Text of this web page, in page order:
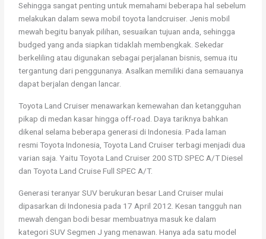
Sehingga sangat penting untuk memahami beberapa hal sebelum
melakukan dalam sewa mobil toyota landcruiser. Jenis mobil
mewah begitu banyak pilihan, sesuaikan tujuan anda, sehingga
budged yang anda siapkan tidaklah membengkak. Sekedar
berkeliling atau digunakan sebagai perjalanan bisnis, semua itu
tergantung dari penggunanya. Asalkan memiliki dana semauanya
dapat berjalan dengan lancar.
Toyota Land Cruiser menawarkan kemewahan dan ketangguhan
pikap di medan kasar hingga off-road. Daya tariknya bahkan
dikenal selama beberapa generasi di Indonesia. Pada laman
resmi Toyota Indonesia, Toyota Land Cruiser terbagi menjadi dua
varian saja. Yaitu Toyota Land Cruiser 200 STD SPEC A/T Diesel
dan Toyota Land Cruise Full SPEC A/T.
Generasi teranyar SUV berukuran besar Land Cruiser mulai
dipasarkan di Indonesia pada 17 April 2012. Kesan tangguh nan
mewah dengan bodi besar membuatnya masuk ke dalam
kategori SUV Segmen J yang menawan. Hanya ada satu model